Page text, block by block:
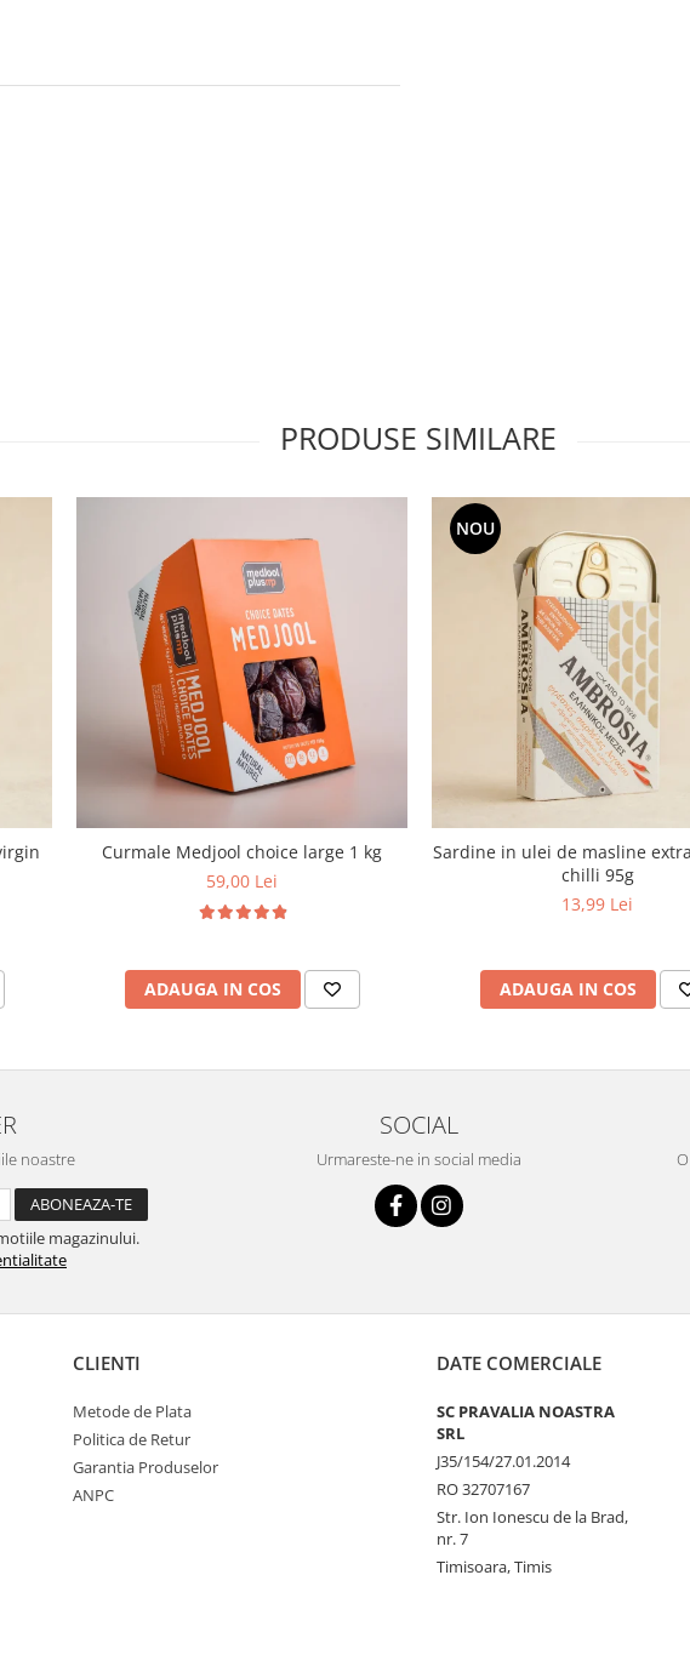
PRODUSE SIMILARE
Curmale Medjool choice large 1 kg
59,00 Lei
ADAUGA IN COS
NOU
Sardine in ulei de masline
chilli 95g
13,99 Lei
ADAUGA IN COS
noastre
magazinului.
SOCIAL
Urmareste-ne in social media
CLIENTI
Metode de Plata
Politica de Retur
Garantia Produselor
ANPC
DATE COMERCIALE
SC PRAVALIA NOASTRA
SRL
J35/154/27.01.2014
RO 32707167
Str. Ion Ionescu de la Brad,
nr. 7
Timisoara, Timis